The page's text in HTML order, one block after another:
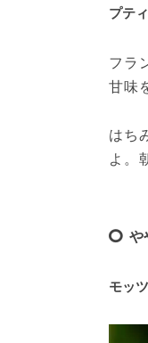
プテ
フラ
甘味
はち
よ。
や
モッ